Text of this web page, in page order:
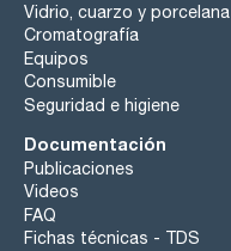
Vidrio, cuarzo y porcelana
Cromatografía
Equipos
Consumible
Seguridad e higiene
Documentación
Publicaciones
Videos
FAQ
Fichas técnicas - TDS